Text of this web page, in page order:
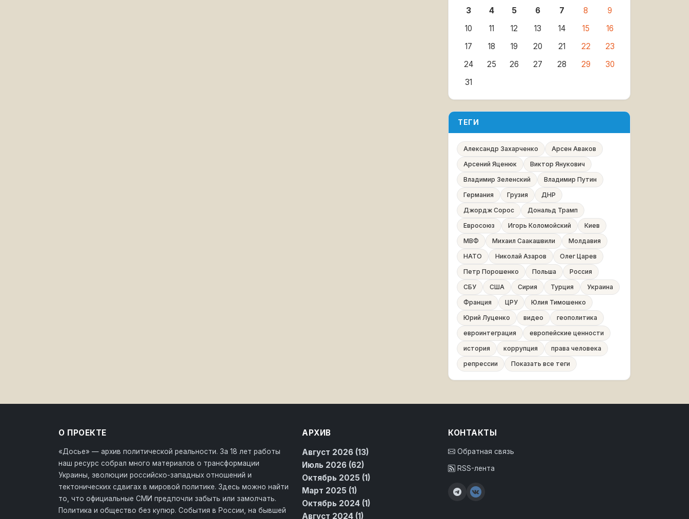
3
4 5 6 7 8
9
10
11 12 13 14 15
16
17
18 19 20 21 22
23
24
25 26 27 28 29
30
31
ТЕГИ
Александр Захарченко
Арсен Аваков
Арсений Яценюк
Виктор Янукович
Владимир Зеленский
Владимир Путин
Германия
Грузия
ДНР
Джордж Сорос
Дональд Трамп
Евросоюз
Игорь Коломойский
Киев
МВФ
Михаил Саакашвили
Молдавия
НАТО
Николай Азаров
Олег Царев
Петр Порошенко
Польша
Россия
СБУ
США Сирия Турция
Украина
Франция
ЦРУ
Юлия Тимошенко
Юрий Луценко
видео
геополитика
евроинтеграция
европейские ценности
история
коррупция
права человека
репрессии
Показать все теги
О ПРОЕКТЕ
«Досье» — архив политической реальности. За 18 лет работы
наш ресурс собрал много материалов о трансформации
Украины, эволюции российско-западных отношений и
тектонических сдвигах в мировой политике. Здесь можно найти
то, что официальные СМИ предпочли забыть или замолчать.
Политика и общество без купюр. События в России, на бывшей
АРХИВ
Август 2026 (13)
Июль 2026 (62)
Октябрь 2025 (1)
Март 2025 (1)
Октябрь 2024 (1)
Август 2024 (1)
КОНТАКТЫ
Обратная связь
RSS-лента